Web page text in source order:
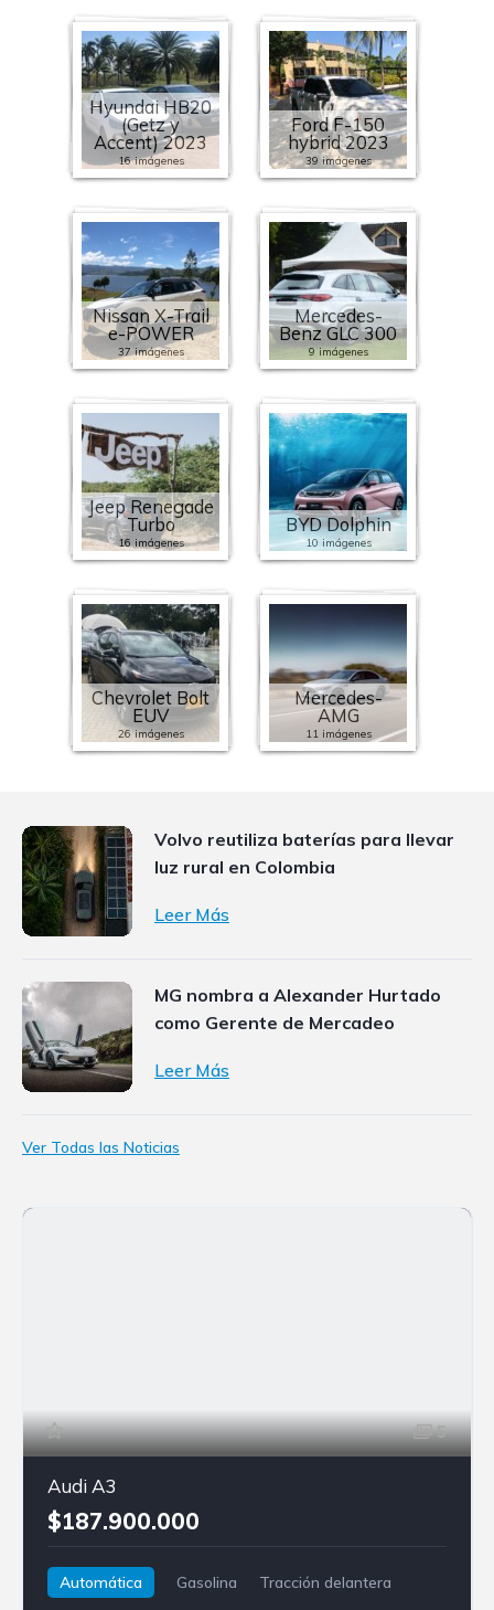
Hyundai HB20
(Getz y
Accent) 2023
16 imágenes
Ford F-150
hybrid 2023
39 imágenes
Nissan X-Trail
e-POWER
37 imágenes
Mercedes-
Benz GLC 300
9 imágenes
Jeep Renegade
Turbo
16 imágenes
BYD Dolphin
10 imágenes
Chevrolet Bolt
EUV
26 imágenes
Mercedes-
AMG
11 imágenes
Volvo reutiliza baterías para llevar
luz rural en Colombia
Leer Más
MG nombra a Alexander Hurtado
como Gerente de Mercadeo
Leer Más
Ver Todas las Noticias
5
Audi A3
$187.900.000
Automática Gasolina
Tracción delantera